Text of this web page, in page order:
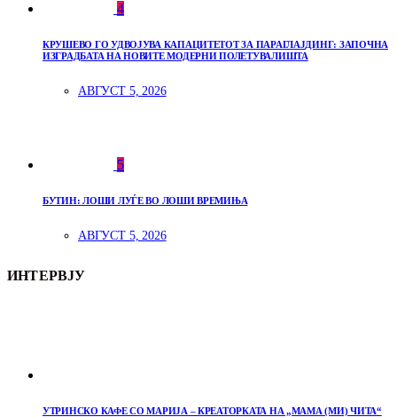
4
КРУШЕВО ГО УДВОЈУВА КАПАЦИТЕТОТ ЗА ПАРАГЛАЈДИНГ: ЗАПОЧНА
ИЗГРАДБАТА НА НОВИТЕ МОДЕРНИ ПОЛЕТУВАЛИШТА
АВГУСТ 5, 2026
5
БУТИН: ЛОШИ ЛУЃЕ ВО ЛОШИ ВРЕМИЊА
АВГУСТ 5, 2026
ИНТЕРВЈУ
УТРИНСКО КАФЕ СО МАРИЈА – КРЕАТОРКАТА НА „МАМА (МИ) ЧИТА“